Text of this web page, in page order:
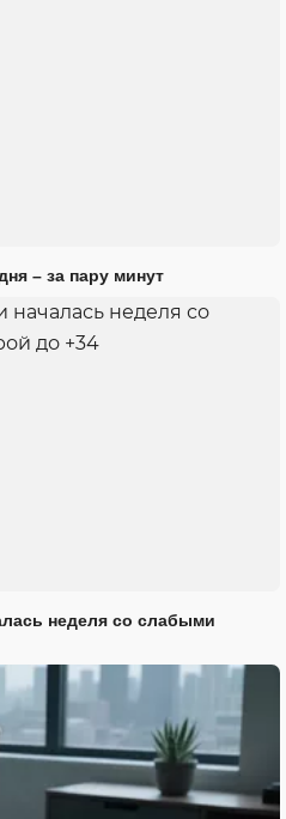
– за пару минут
неделя со слабыми